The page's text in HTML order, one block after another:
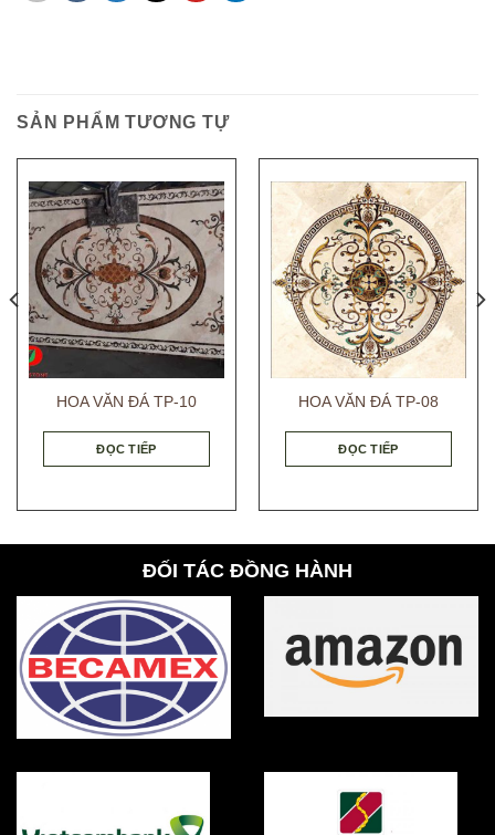
SẢN PHẨM TƯƠNG TỰ
HOA VĂN ĐÁ TP-10
ĐỌC TIẾP
HOA VĂN ĐÁ TP-08
ĐỌC TIẾP
ĐỐI TÁC ĐỒNG HÀNH